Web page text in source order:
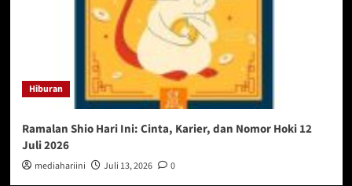
Hiburan
Ramalan Shio Hari Ini: Cinta, Karier, dan Nomor Hoki 12
Juli 2026
mediahariini Juli 13, 2026 0